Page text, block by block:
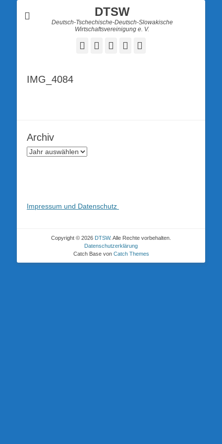
DTSW
Deutsch-Tschechische-Deutsch-Slowakische
Wirtschaftsvereinigung e. V.
Facebook
TwitterLinkedInYouTube
IMG_4084
Archiv
Impressum und Datenschutz
Copyright © 2026 DTSW. Alle Rechte vorbehalten.
Datenschutzerklärung
Catch Base von Catch Themes